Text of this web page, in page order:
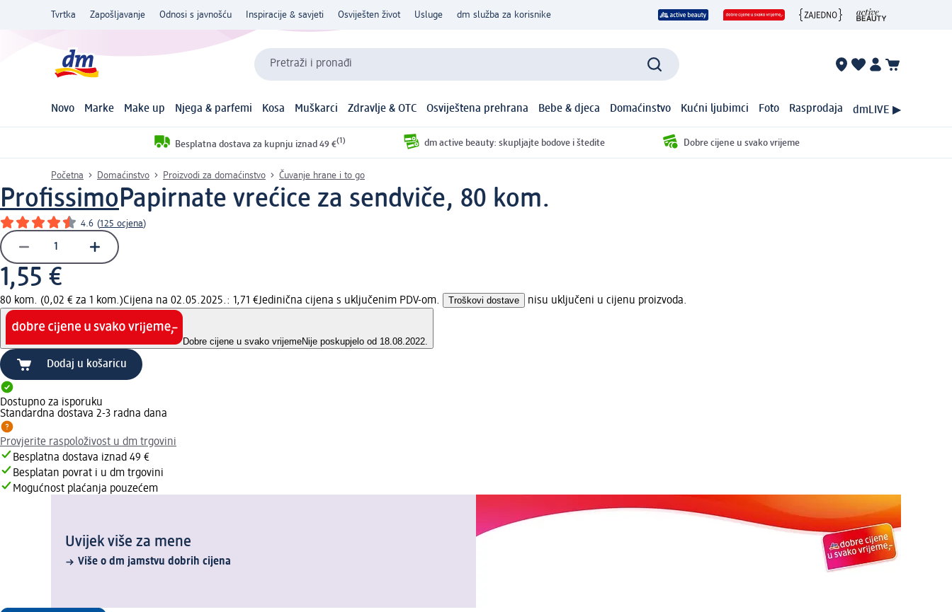
Tvrtka Zapošljavanje Odnosi s javnošću Inspiracije & savjeti Osviješten život Usluge dm služba za korisnike
Pretraži i pronađi
Novo Marke Make up Njega & parfemi Kosa Muškarci Zdravlje & OTC Osviještena prehrana Bebe & djeca Domaćinstvo Kućni ljubimci Foto Rasprodaja dmLIVE ▶
Besplatna dostava za kupnju iznad 49 €(1) dm active beauty: skupljajte bodove i štedite Dobre cijene u svako vrijeme
Početna Domaćinstvo Proizvodi za domaćinstvo Čuvanje hrane i to go
ProfissimoPapirnate vrećice za sendviče, 80 kom.
4.6 (125 ocjena)
1,55 €
80 kom. (0,02 € za 1 kom.)Cijena na 02.05.2025.: 1,71 €Jedinična cijena s uključenim PDV-om. Troškovi dostave nisu uključeni u cijenu proizvoda.
Dobre cijene u svako vrijemeNije poskupjelo od 18.08.2022.
Dodaj u košaricu
Dostupno za isporuku
Standardna dostava 2-3 radna dana
Provjerite raspoloživost u dm trgovini
Besplatna dostava iznad 49 €
Besplatan povrat i u dm trgovini
Mogućnost plaćanja pouzećem
Uvijek više za mene
Više o dm jamstvu dobrih cijena